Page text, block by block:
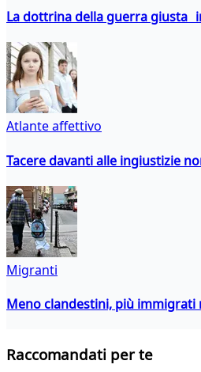
La dottrina della guerra giusta
Atlante affettivo
Tacere davanti alle ingiustizie
Migranti
Meno clandestini, più
Raccomandati per te